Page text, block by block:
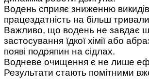
Водень сприяє зниженню
працездатність на більш
Важливо, що водень не завдає
застосування їдкої хімії або
появі подряпин на сідлах.
Водневе очищення є не лише
Результати стають помітними